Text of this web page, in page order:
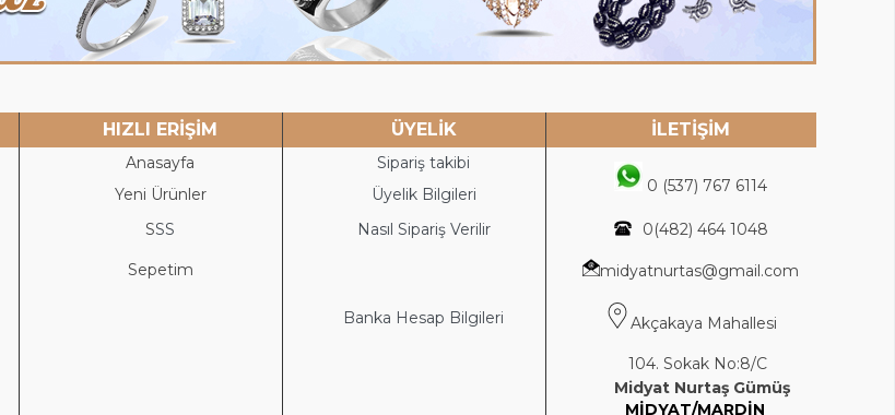
HIZLI ERİŞİM ÜYELİK İLETİŞİM
Anasayfa
Sipariş takibi
0 (537) 767 6114
Yeni Ürünler
Üyelik Bilgileri
SSS Nasıl Sipariş Verilir 0(482) 464 1048
Sepetim midyatnurtas@gmail.com
Banka Hesap Bilgileri Akçakaya Mahallesi
104. Sokak No:8/C
Midyat Nurtaş Gümüş
MİDYAT/MARDİN